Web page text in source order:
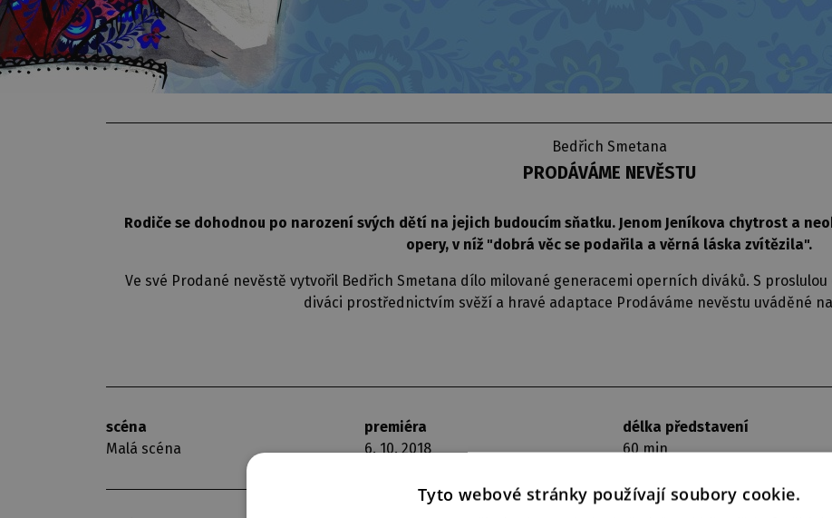
Bedřich Smetana
PRODÁVÁME NEVĚSTU
Rodiče se dohodnou po narození svých dětí na jejich budoucím sňatku. Jenom Jeníkova chytrost a
opery, v níž "dobrá věc se podařila a věrná láska zvítězila".
Ve své Prodané nevěstě vytvořil Bedřich Smetana dílo milované generacemi operních diváků. S
diváci prostřednictvím svěží a hravé adaptace Prodáváme nevěstu uváděné
scéna
Malá scéna
premiéra
6. 10. 2018
délka představení
60 min
Tyto webové stránky používají soubory cookie.